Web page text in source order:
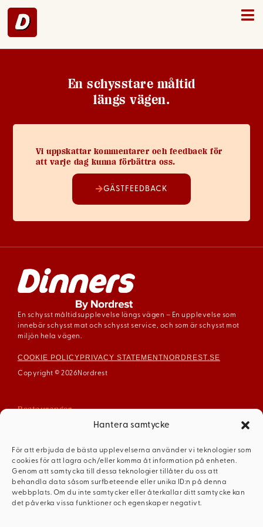
Hantera samtycke
För att erbjuda de bästa upplevelserna använder vi teknologier som
cookies för att lagra och/eller komma åt information på enheten.
Genom att samtycka till dessa teknologier tillåter du oss att
behandla data såsom surfbeteende eller unika ID:n på denna
webbplats. Om du inte samtycker eller återkallar ditt samtycke kan
det påverka vissa funktioner och egenskaper negativt.
Arboga – 48
En schysstare måltid
längs vägen.
Vi uppskattar kommentarer och feedback för
att varje dag kunna förbättra oss.
GÄSTFEEDBACK
En schysst måltidsupplevelse längs vägen – En upplevelse som
innebär schysst mat och schysst service, och som är schysst mot
miljön hela vägen.
COOKIE POLICY PRIVACY STATEMENT NORDREST.SE
Copyright © 2026 Nordrest
Restauranger
Gävle
Mariestad
Mellerud
Ödeshög